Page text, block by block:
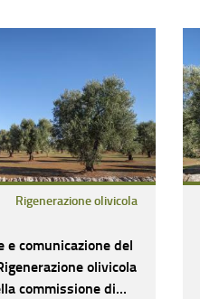
Rigenerazione olivicola
comunicazione del
olivicola
commissione di